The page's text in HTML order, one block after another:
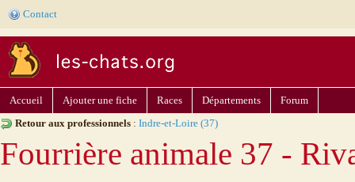
Contact
Accueil Ajouter une fiche Races Départements
Forum
Retour aux professionnels : Indre-et-Loire (37)
Fourrière animale 37 -